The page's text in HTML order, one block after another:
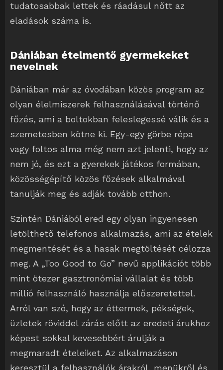
tudatosabbak lettek és ráadásul nőtt az
eladások száma is.
Dániában ételmentő gyermekeket
nevelnek
Dániában már az óvodában közös program az
olyan élelmiszerek felhasználásával történő
főzés, ami a boltokban feleslegessé válik és a
szemetesben kötne ki. Egy-egy görbe répa
vagy foltos alma még nem azt jelenti, hogy az
nem jó, és ezt a gyerekek játékos formában,
közösségépítő közös főzések alkalmával
tanulják meg és adják tovább otthon.
Szintén Dániából ered egy olyan ingyenesen
letölthető telefonos alkalmazás, ami az ételek
megmentését és a hasak megtöltését célozza
meg. A „Too Good to Go” nevű applikációt több
mint ötezer gasztronómiai vállalat és több
millió felhasználó használja előszeretettel.
Arról van szó, hogy az éttermek, pékségek,
üzletek röviddel zárás előtt az eredeti árukhoz
képest sokkal kevesebbért árulják a
megmaradt ételeiket. Az alkalmazáson
keresztül a felhasználók árakról, menükről és